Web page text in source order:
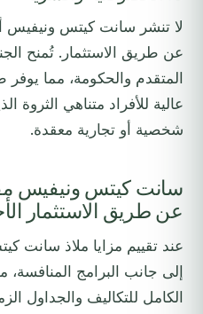
لا تنشر سانت كيتس ونيفيس
عن طريق الاستثمار. تُمنح
المتقدم والحكومة، مما
عالية للأفراد متناهي
شخصية أو تجارية معقدة.
سانت كيتس ونيفيس
عن طريق الاستثمار
إلى جانب البرامج
الكامل للتكاليف والجداول